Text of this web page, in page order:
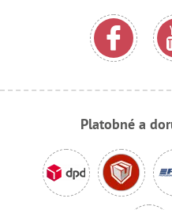
Platobné a